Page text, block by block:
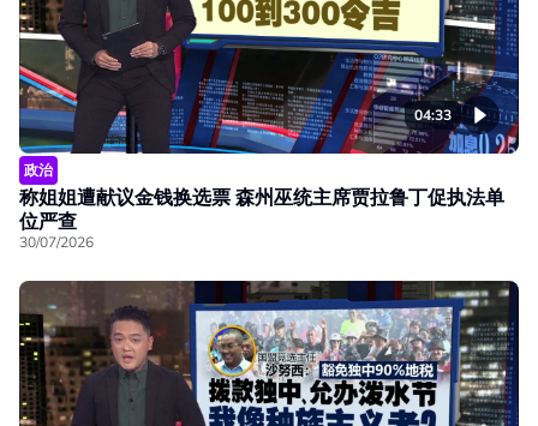
04:33
政治
称姐姐遭献议金钱换选票 森州巫统主席贾拉鲁丁促执法单
位严查
30/07/2026